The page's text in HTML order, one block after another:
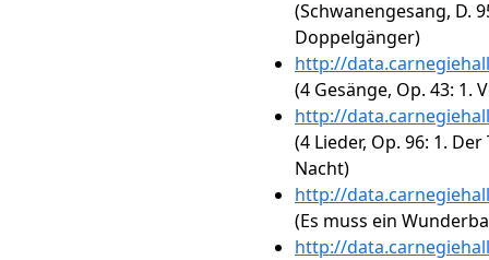
(Schwanengesang, D.
Doppelgänger)
http://
(4 Gesänge, Op. 43: 1.
http://
(4 Lieder, Op. 96: 1.
Nacht)
http://
(Es muss ein
http://